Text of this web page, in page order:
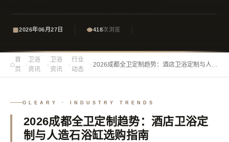
2026年06月27日 418次浏览
首
页
›
卫浴
资讯
›
卫浴
资讯
›
行业
动态
› 2026成都全卫定制趋势：酒店卫浴定制与人造
OLEARY · INDUSTRY TRENDS
2026成都全卫定制趋势：酒店卫浴定
制与人造石浴缸选购指南